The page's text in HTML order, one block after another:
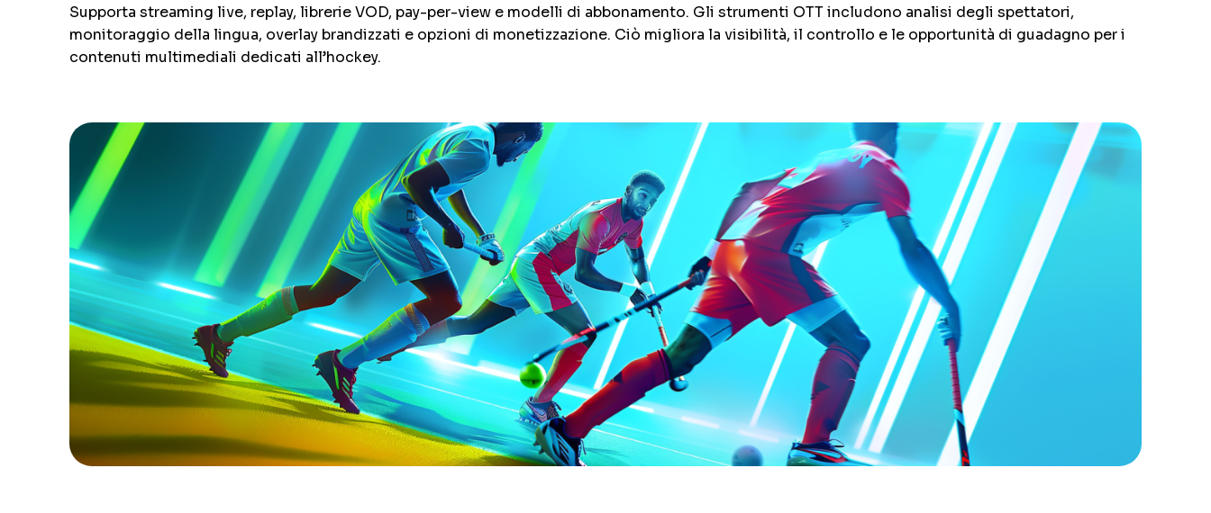
Supporta streaming live, replay, librerie VOD, pay-per-view e modelli di abbonamento. Gli strumenti OTT includono analisi degli spettatori,
monitoraggio della lingua, overlay brandizzati e opzioni di monetizzazione. Ciò migliora la visibilità, il controllo e le opportunità di guadagno per i
contenuti multimediali dedicati all’hockey.